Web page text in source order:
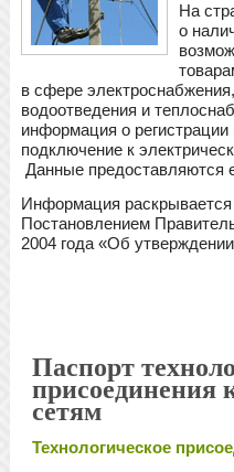
На
о
в сфере
водоотведения и
информация о
подключение к
Данные предоставляются
Информация раскрывается
Постановлением
2004 года «Об утверждении
Паспорт
присоединения
сетям
Технологическое